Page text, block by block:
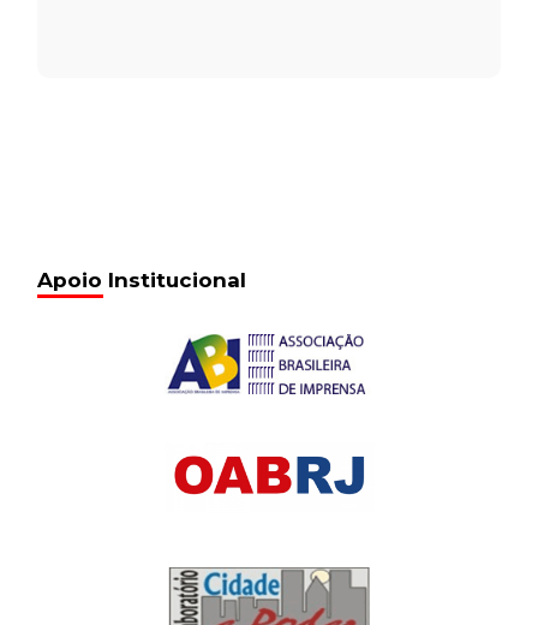
Apoio Institucional